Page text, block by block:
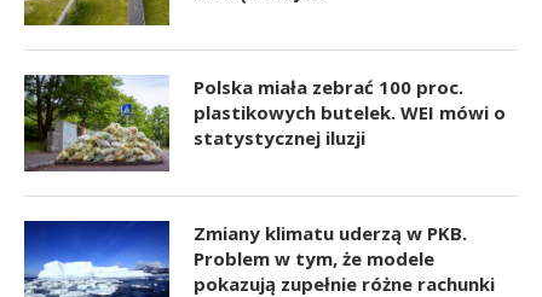
Polska miała zebrać 100 proc.
plastikowych butelek. WEI mówi o
statystycznej iluzji
Zmiany klimatu uderzą w PKB.
Problem w tym, że modele
pokazują zupełnie różne rachunki